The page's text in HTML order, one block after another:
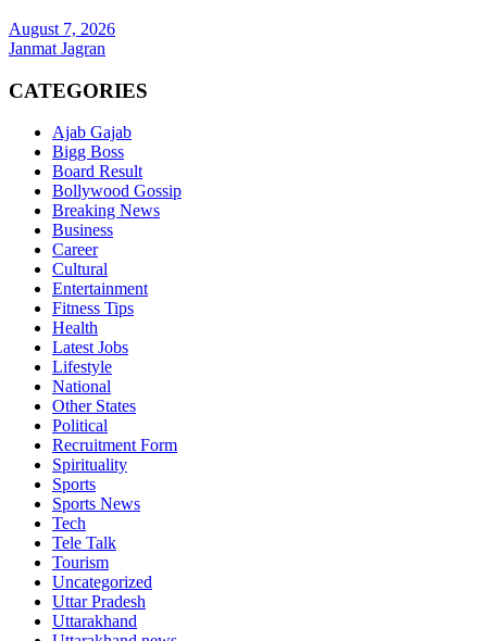
August 7, 2026
Janmat Jagran
CATEGORIES
Ajab Gajab
Bigg Boss
Board Result
Bollywood Gossip
Breaking News
Business
Career
Cultural
Entertainment
Fitness Tips
Health
Latest Jobs
Lifestyle
National
Other States
Political
Recruitment Form
Spirituality
Sports
Sports News
Tech
Tele Talk
Tourism
Uncategorized
Uttar Pradesh
Uttarakhand